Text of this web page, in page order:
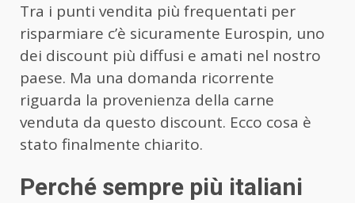
Tra i punti vendita più frequentati per
risparmiare c’è sicuramente Eurospin, uno
dei discount più diffusi e amati nel nostro
paese. Ma una domanda ricorrente
riguarda la provenienza della carne
venduta da questo discount. Ecco cosa è
stato finalmente chiarito.
Perché sempre più italiani